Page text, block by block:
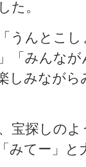
た。
うんとこ
「みんな
しみながら
宝探しの
みてー」と